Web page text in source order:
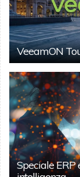
VeeamON
Speciale ERP